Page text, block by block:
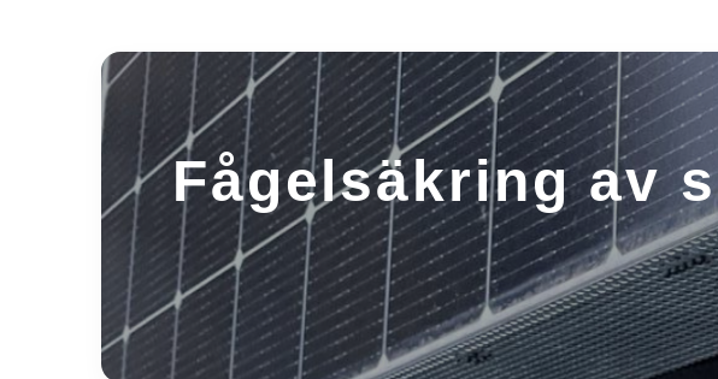
Fågelsäkring av